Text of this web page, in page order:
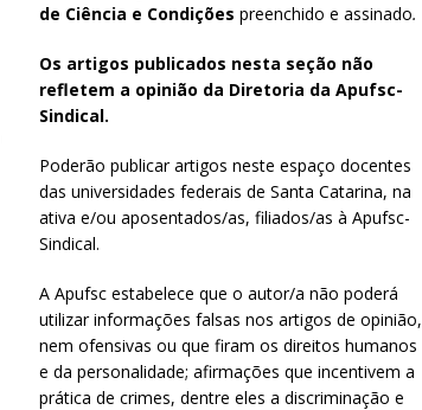
de Ciência e Condições preenchido e assinado.
Os artigos publicados nesta seção não
refletem a opinião da Diretoria da Apufsc-
Sindical.
Poderão publicar artigos neste espaço docentes
das universidades federais de Santa Catarina, na
ativa e/ou aposentados/as, filiados/as à Apufsc-
Sindical.
A Apufsc estabelece que o autor/a não poderá
utilizar informações falsas nos artigos de opinião,
nem ofensivas ou que firam os direitos humanos
e da personalidade; afirmações que incentivem a
prática de crimes, dentre eles a discriminação e